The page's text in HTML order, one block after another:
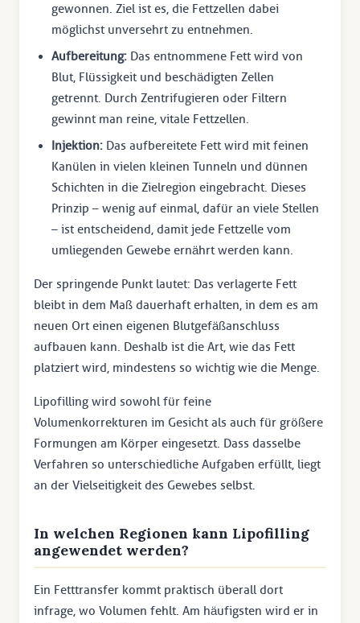
gewonnen. Ziel ist es, die Fettzellen dabei
möglichst unversehrt zu entnehmen.
Aufbereitung: Das entnommene Fett wird von
Blut, Flüssigkeit und beschädigten Zellen
getrennt. Durch Zentrifugieren oder Filtern
gewinnt man reine, vitale Fettzellen.
Injektion: Das aufbereitete Fett wird mit feinen
Kanülen in vielen kleinen Tunneln und dünnen
Schichten in die Zielregion eingebracht. Dieses
Prinzip – wenig auf einmal, dafür an viele Stellen
– ist entscheidend, damit jede Fettzelle vom
umliegenden Gewebe ernährt werden kann.
Der springende Punkt lautet: Das verlagerte Fett
bleibt in dem Maß dauerhaft erhalten, in dem es am
neuen Ort einen eigenen Blutgefäßanschluss
aufbauen kann. Deshalb ist die Art, wie das Fett
platziert wird, mindestens so wichtig wie die Menge.
Lipofilling wird sowohl für feine
Volumenkorrekturen im Gesicht als auch für größere
Formungen am Körper eingesetzt. Dass dasselbe
Verfahren so unterschiedliche Aufgaben erfüllt, liegt
an der Vielseitigkeit des Gewebes selbst.
In welchen Regionen kann Lipofilling
angewendet werden?
Ein Fetttransfer kommt praktisch überall dort
infrage, wo Volumen fehlt. Am häufigsten wird er in